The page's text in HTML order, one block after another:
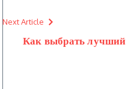
Next Article
Как выбрать лучший